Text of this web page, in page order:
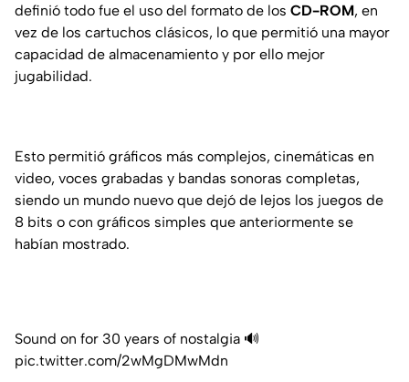
definió todo fue el uso del formato de los CD-ROM, en
vez de los cartuchos clásicos, lo que permitió una mayor
capacidad de almacenamiento y por ello mejor
jugabilidad.
Esto permitió gráficos más complejos, cinemáticas en
video, voces grabadas y bandas sonoras completas,
siendo un mundo nuevo que dejó de lejos los juegos de
8 bits o con gráficos simples que anteriormente se
habían mostrado.
Sound on for 30 years of nostalgia 🔊
pic.twitter.com/2wMgDMwMdn